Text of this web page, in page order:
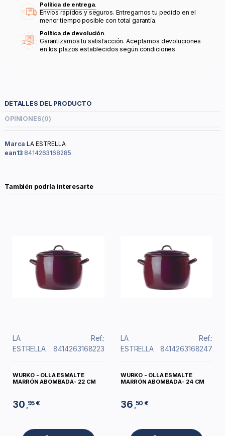
Política de entrega.
Envíos rápidos y seguros. Entregamos tu pedido en el
menor tiempo posible con total garantía.
Política de devolución.
Garantizamos tu satisfacción. Aceptamos devoluciones
en los plazos establecidos según condiciones.
DETALLES DEL PRODUCTO
OPINIONES(0)
Marca LA ESTRELLA
ean13 8414263168285
También podría interesarte
LA
ESTRELLA
Ref.:
8414263168223
WURKO - OLLA ESMALTE
MARRÓN ABOMBADA- 22 CM
30 95 €
LA
ESTRELLA
Ref.:
8414263168247
WURKO - OLLA ESMALTE
MARRÓN ABOMBADA- 24 CM
36 ,50 €